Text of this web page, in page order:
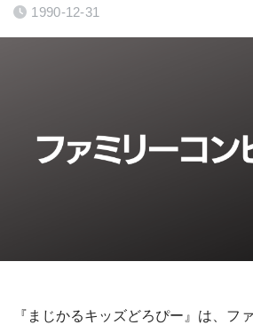
1990-12-31
『まじかるキッズどろぴー』は、フ